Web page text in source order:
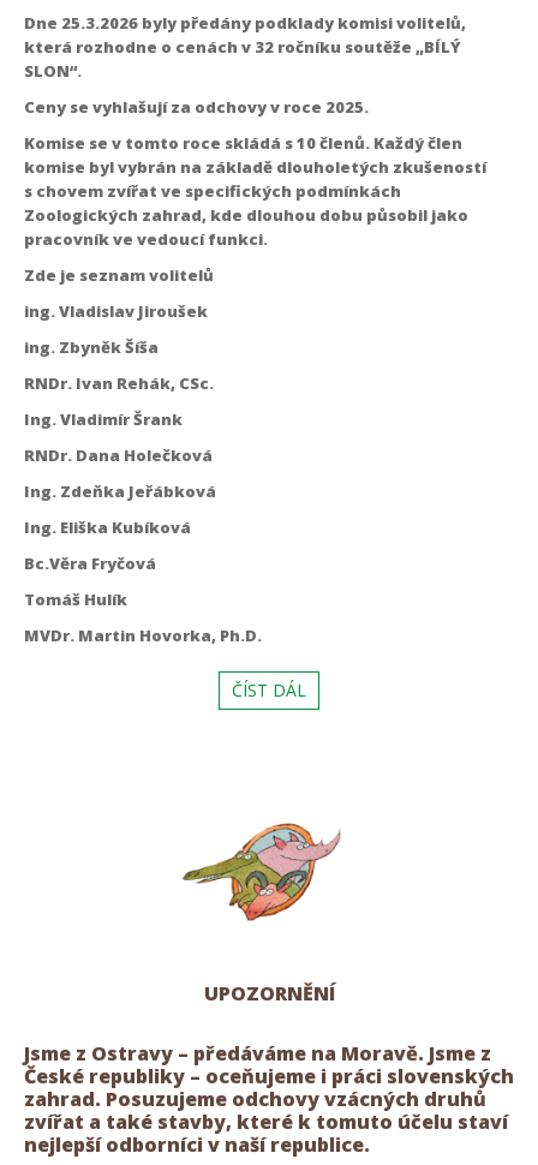
Dne 25.3.2026 byly předány podklady komisi volitelů,
která rozhodne o cenách v 32 ročníku soutěže „BÍLÝ
SLON“.
Ceny se vyhlašují za odchovy v roce 2025.
Komise se v tomto roce skládá s 10 členů. Každý člen
komise byl vybrán na základě dlouholetých zkušeností
s chovem zvířat ve specifických podmínkách
Zoologických zahrad, kde dlouhou dobu působil jako
pracovník ve vedoucí funkci.
Zde je seznam volitelů
ing. Vladislav Jiroušek
ing. Zbyněk Šíša
RNDr. Ivan Rehák, CSc.
Ing. Vladimír Šrank
RNDr. Dana Holečková
Ing. Zdeňka Jeřábková
Ing. Eliška Kubíková
Bc.Věra Fryčová
Tomáš Hulík
MVDr. Martin Hovorka, Ph.D.
ČÍST DÁL
UPOZORNĚNÍ
Jsme z Ostravy – předáváme na Moravě. Jsme z
České republiky – oceňujeme i práci slovenských
zahrad. Posuzujeme odchovy vzácných druhů
zvířat a také stavby, které k tomuto účelu staví
nejlepší odborníci v naší republice.